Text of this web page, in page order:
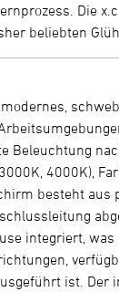
Die
beliebten
Beleuchtung
4000K),
besteht
integriert,
ist. Der